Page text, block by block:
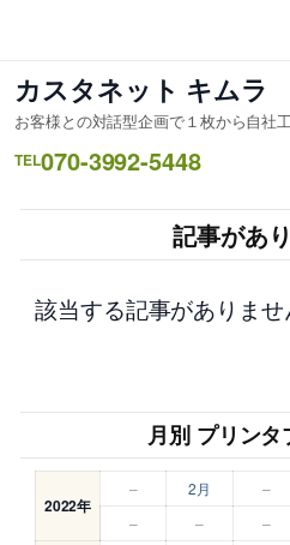
ス
キ
ッ
カスタネット キムラ
お客様との対話型企画で１枚から自社
TEL070-3992-5448
記事があ
該当する記事がありませ
月別 プリン
2022年
– 2月 –
–
– –